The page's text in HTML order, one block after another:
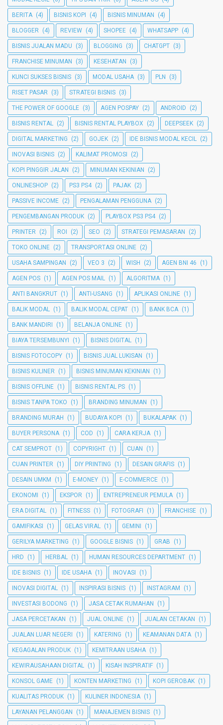
BERITA (4) BISNIS KOPI (4) BISNIS MINUMAN (4)
BLOGGER (4) REVIEW (4) SHOPEE (4) WHATSAPP (4)
BISNIS JUALAN MADU (3) BLOGGING (3) CHATGPT (3)
FRANCHISE MINUMAN (3) KESEHATAN (3)
KUNCI SUKSES BISNIS (3) MODAL USAHA (3) PLN (3)
RISET PASAR (3) STRATEGI BISNIS (3)
THE POWER OF GOOGLE (3) AGEN POSPAY (2) ANDROID (2)
BISNIS RENTAL (2) BISNIS RENTAL PLAYBOX (2) DEEPSEEK (2)
DIGITAL MARKETING (2) GOJEK (2) IDE BISNIS MODAL KECIL (2)
INOVASI BISNIS (2) KALIMAT PROMOSI (2)
KOPI PINGGIR JALAN (2) MINUMAN KEKINIAN (2)
ONLINESHOP (2) PS3 PS4 (2) PAJAK (2)
PASSIVE INCOME (2) PENGALAMAN PENGGUNA (2)
PENGEMBANGAN PRODUK (2) PLAYBOX PS3 PS4 (2)
PRINTER (2) ROI (2) SEO (2) STRATEGI PEMASARAN (2)
TOKO ONLINE (2) TRANSPORTASI ONLINE (2)
USAHA SAMPINGAN (2) VEO 3 (2) WISH (2) AGEN BNI 46 (1)
AGEN POS (1) AGEN POS MAIL (1) ALGORITMA (1)
ANTI BANGKRUT (1) ANTI-USANG (1) APLIKASI ONLINE (1)
BALIK MODAL (1) BALIK MODAL CEPAT (1) BANK BCA (1)
BANK MANDIRI (1) BELANJA ONLINE (1)
BIAYA TERSEMBUNYI (1) BISNIS DIGITAL (1)
BISNIS FOTOCOPY (1) BISNIS JUAL LUKISAN (1)
BISNIS KULINER (1) BISNIS MINUMAN KEKINIAN (1)
BISNIS OFFLINE (1) BISNIS RENTAL PS (1)
BISNIS TANPA TOKO (1) BRANDING MINUMAN (1)
BRANDING MURAH (1) BUDAYA KOPI (1) BUKALAPAK (1)
BUYER PERSONA (1) COD (1) CARA KERJA (1)
CAT SEMPROT (1) COPYRIGHT (1) CUAN (1)
CUAN PRINTER (1) DIY PRINTING (1) DESAIN GRAFIS (1)
DESAIN UMKM (1) E-MONEY (1) E-COMMERCE (1)
EKONOMI (1) EKSPOR (1) ENTREPRENEUR PEMULA (1)
ERA DIGITAL (1) FITNESS (1) FOTOGRAFI (1) FRANCHISE (1)
GAMIFIKASI (1) GELAS VIRAL (1) GEMINI (1)
GERILYA MARKETING (1) GOOGLE BISNIS (1) GRAB (1)
HRD (1) HERBAL (1) HUMAN RESOURCES DEPARTMENT (1)
IDE BISNIS (1) IDE USAHA (1) INOVASI (1)
INOVASI DIGITAL (1) INSPIRASI BISNIS (1) INSTAGRAM (1)
INVESTASI BODONG (1) JASA CETAK RUMAHAN (1)
JASA PERCETAKAN (1) JUAL ONLINE (1) JUALAN CETAKAN (1)
JUALAN LUAR NEGERI (1) KATERING (1) KEAMANAN DATA (1)
KEGAGALAN PRODUK (1) KEMITRAAN USAHA (1)
KEWIRAUSAHAAN DIGITAL (1) KISAH INSPIRATIF (1)
KONSOL GAME (1) KONTEN MARKETING (1) KOPI GEROBAK (1)
KUALITAS PRODUK (1) KULINER INDONESIA (1)
LAYANAN PELANGGAN (1) MANAJEMEN BISNIS (1)